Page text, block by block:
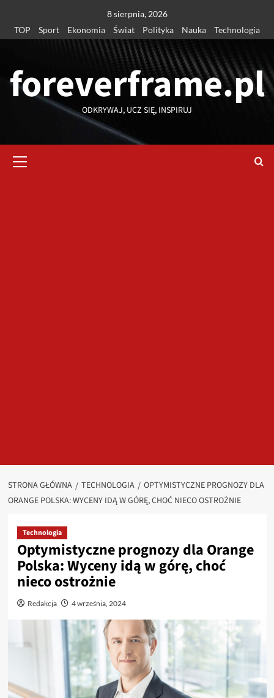
treści
8 sierpnia, 2026
TOP
Sport Ekonomia Świat Polityka Nauka Technologia
foreverframe.pl
ODKRYWAJ, UCZ SIĘ, INSPIRUJ
główne
STRONA GŁÓWNA TECHNOLOGIA
OPTYMISTYCZNE PROGNOZY DLA
ORANGE POLSKA: WYCENY IDĄ W GÓRĘ, CHOĆ NIECO OSTROŻNIE
Technologia
Optymistyczne prognozy dla Orange
Polska: Wyceny idą w górę, choć
nieco ostrożnie
Redakcja 4 września, 2024